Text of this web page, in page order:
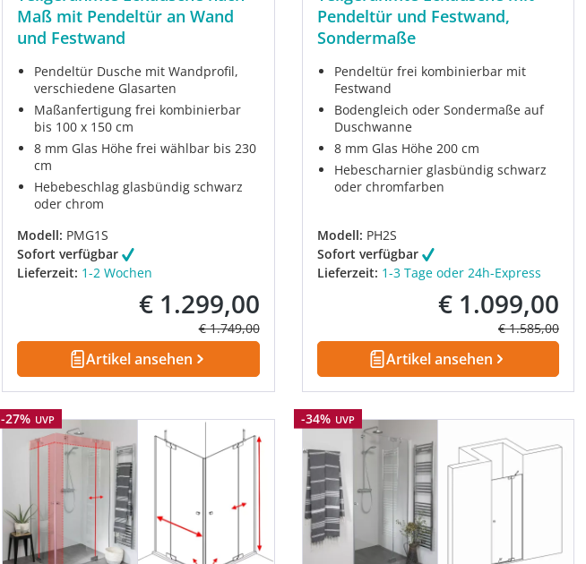
Maß mit Pendeltür an Wand
und Festwand
Pendeltür Dusche mit Wandprofil,
verschiedene Glasarten
Maßanfertigung frei kombinierbar
bis 100 x 150 cm
8 mm Glas Höhe frei wählbar bis 230
cm
Hebebeschlag glasbündig schwarz
oder chrom
Modell: PMG1S
Sofort verfügbar
Lieferzeit: 1-2 Wochen
Verkaufspreis:
€ 1.299,00
Regulärer Preis:
€ 1.749,00
Artikel ansehen
Pendeltür und Festwand,
Sondermaße
Pendeltür frei kombinierbar mit
Festwand
Bodengleich oder Sondermaße auf
Duschwanne
8 mm Glas Höhe 200 cm
Hebescharnier glasbündig schwarz
oder chromfarben
Modell: PH2S
Sofort verfügbar
Lieferzeit: 1-3 Tage oder 24h-Express
Verkaufspreis:
€ 1.099,00
Regulärer
€ 1.585,00
Artikel ansehen
Rabatt
-27% UVP Rabatt
-34% UVP